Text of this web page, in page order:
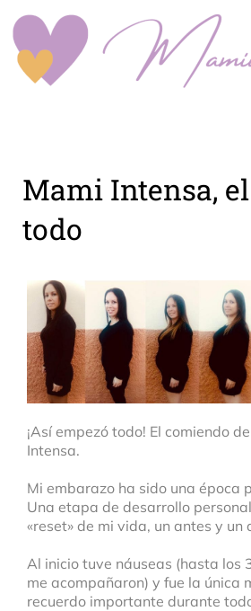
Mami Intensa,
todo
¡Así empezó todo! El comiendo
Intensa.
Mi embarazo ha sido una época
Una etapa de desarrollo
«reset» de mi vida, un antes y un
Al inicio tuve náuseas (hasta los
me acompañaron) y fue la única
recuerdo importante durante